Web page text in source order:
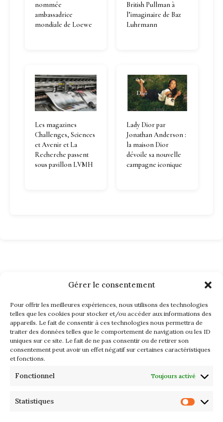
Gérer le consentement
Pour offrir les meilleures expériences, nous utilisons des technologies
telles que les cookies pour stocker et/ou accéder aux informations des
appareils. Le fait de consentir à ces technologies nous permettra de
traiter des données telles que le comportement de navigation ou les ID
uniques sur ce site. Le fait de ne pas consentir ou de retirer son
consentement peut avoir un effet négatif sur certaines caractéristiques
et fonctions.
Fonctionnel Toujours activé
Statistiques
nommée
ambassadrice
mondiale de Loewe
British Pullman à
l’imaginaire de Baz
Luhrmann
Les magazines
Challenges, Sciences
et Avenir et La
Recherche passent
sous pavillon LVMH
Lady Dior par
Jonathan Anderson :
la maison Dior
dévoile sa nouvelle
campagne iconique